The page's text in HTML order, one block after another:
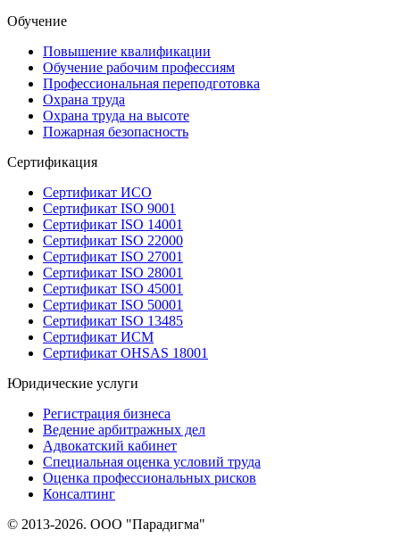
Обучение
Повышение квалификации
Обучение рабочим профессиям
Профессиональная переподготовка
Охрана труда
Охрана труда на высоте
Пожарная безопасность
Сертификация
Сертификат ИСО
Сертификат ISO 9001
Сертификат ISO 14001
Сертификат ISO 22000
Сертификат ISO 27001
Сертификат ISO 28001
Сертификат ISO 45001
Сертификат ISO 50001
Сертификат ISO 13485
Сертификат ИСМ
Сертификат OHSAS 18001
Юридические услуги
Регистрация бизнеса
Ведение арбитражных дел
Адвокатский кабинет
Специальная оценка условий труда
Оценка профессиональных рисков
Консалтинг
© 2013-2026. ООО "Парадигма"